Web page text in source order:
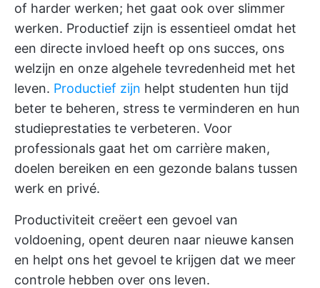
of harder werken; het gaat ook over slimmer
werken. Productief zijn is essentieel omdat het
een directe invloed heeft op ons succes, ons
welzijn en onze algehele tevredenheid met het
leven. Productief zijn helpt studenten hun tijd
beter te beheren, stress te verminderen en hun
studieprestaties te verbeteren. Voor
professionals gaat het om carrière maken,
doelen bereiken en een gezonde balans tussen
werk en privé.
Productiviteit creëert een gevoel van
voldoening, opent deuren naar nieuwe kansen
en helpt ons het gevoel te krijgen dat we meer
controle hebben over ons leven.